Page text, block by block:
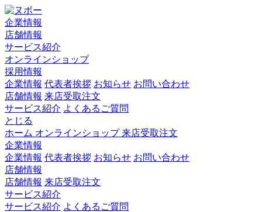
企業情報
店舗情報
サービス紹介
オンラインショップ
採用情報
企業情報 代表者挨拶 お知らせ お問い合わせ
店舗情報 来店受取注文
サービス紹介 よくあるご質問
とじる
ホーム オンラインショップ来店受取注文
企業情報
企業情報 代表者挨拶 お知らせ お問い合わせ
店舗情報
店舗情報 来店受取注文
サービス紹介
サービス紹介 よくあるご質問